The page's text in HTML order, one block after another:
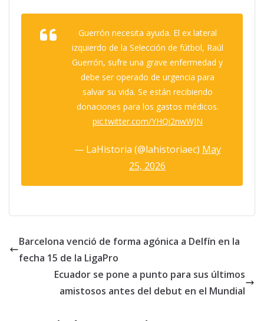
Guerrón necesita ayuda. El ex lateral
izquierdo de la Selección de fútbol, Raúl
Guerrón, sufre una grave enfermedad y
debe ser operado de urgencia para
salvar su vida. Se están recibiendo
donaciones para los gastos médicos.
pic.twitter.com/YHQi2nwWJN
— LaHistoria (@lahistoriaec) May
25, 2026
Barcelona venció de forma agónica a Delfín en la
fecha 15 de la LigaPro
Ecuador se pone a punto para sus últimos
amistosos antes del debut en el Mundial